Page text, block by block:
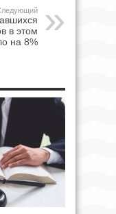
в этом
на 8%